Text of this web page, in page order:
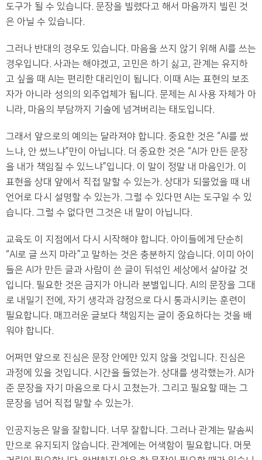
도구가 될 수 있습니다. 문장을 빌렸다고 해서 마음까지 빌린 것
은 아닐 수 있습니다.
그러나 반대의 경우도 있습니다. 마음을 쓰지 않기 위해 AI를 쓰는
경우입니다. 사과는 해야겠고, 고민은 하기 싫고, 관계는 유지하
고 싶을 때 AI는 편리한 대리인이 됩니다. 이때 AI는 표현의 보조
자가 아니라 성의의 외주업체가 됩니다. 문제는 AI 사용 자체가 아
니라, 마음의 부담까지 기술에 넘겨버리는 태도입니다.
그래서 앞으로의 예의는 달라져야 합니다. 중요한 것은 “AI를 썼
느냐, 안 썼느냐”만이 아닙니다. 더 중요한 것은 “AI가 만든 문장
을 내가 책임질 수 있느냐”입니다. 이 말이 정말 내 마음인가. 이
표현을 상대 앞에서 직접 말할 수 있는가. 상대가 되물었을 때 내
언어로 다시 설명할 수 있는가. 그럴 수 있다면 AI는 도구일 수 있
습니다. 그럴 수 없다면 그것은 내 말이 아닙니다.
교육도 이 지점에서 다시 시작해야 합니다. 아이들에게 단순히
“AI로 글 쓰지 마라”고 말하는 것은 충분하지 않습니다. 이미 아이
들은 AI가 만든 글과 사람이 쓴 글이 뒤섞인 세상에서 살아갈 것
입니다. 필요한 것은 금지가 아니라 분별입니다. AI의 문장을 그대
로 내밀기 전에, 자기 생각과 감정으로 다시 통과시키는 훈련이
필요합니다. 매끄러운 글보다 책임지는 글이 중요하다는 것을 배
워야 합니다.
어쩌면 앞으로 진심은 문장 안에만 있지 않을 것입니다. 진심은
과정에 있을 것입니다. 시간을 들였는가. 상대를 생각했는가. AI가
준 문장을 자기 마음으로 다시 고쳤는가. 그리고 필요할 때는 그
문장을 넘어 직접 말할 수 있는가.
인공지능은 말을 잘합니다. 너무 잘합니다. 그러나 관계는 말솜씨
만으로 유지되지 않습니다. 관계에는 어색함이 필요합니다. 머뭇